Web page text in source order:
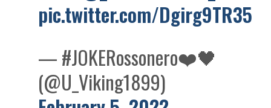
pic.twitter.com/Dgirg9TR35
— #JOKERossonero❤️🖤
(@U_Viking1899)